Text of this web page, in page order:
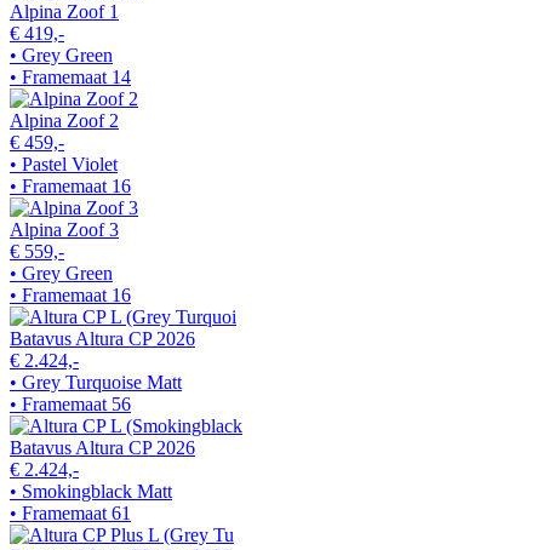
Alpina Zoof 1
€ 419,-
• Grey Green
• Framemaat 14
Alpina Zoof 2
€ 459,-
• Pastel Violet
• Framemaat 16
Alpina Zoof 3
€ 559,-
• Grey Green
• Framemaat 16
Batavus Altura CP 2026
€ 2.424,-
• Grey Turquoise Matt
• Framemaat 56
Batavus Altura CP 2026
€ 2.424,-
• Smokingblack Matt
• Framemaat 61